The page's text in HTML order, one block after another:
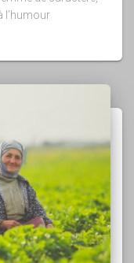
l’humour